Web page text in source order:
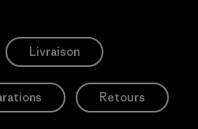
Livraison
Retours